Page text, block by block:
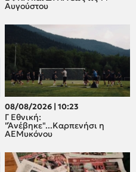
Αυγούστου
08/08/2026 | 10:23
Γ Εθνική:
"Άνέβηκε"...Καρπενήσι η
ΑΕΜυκόνου